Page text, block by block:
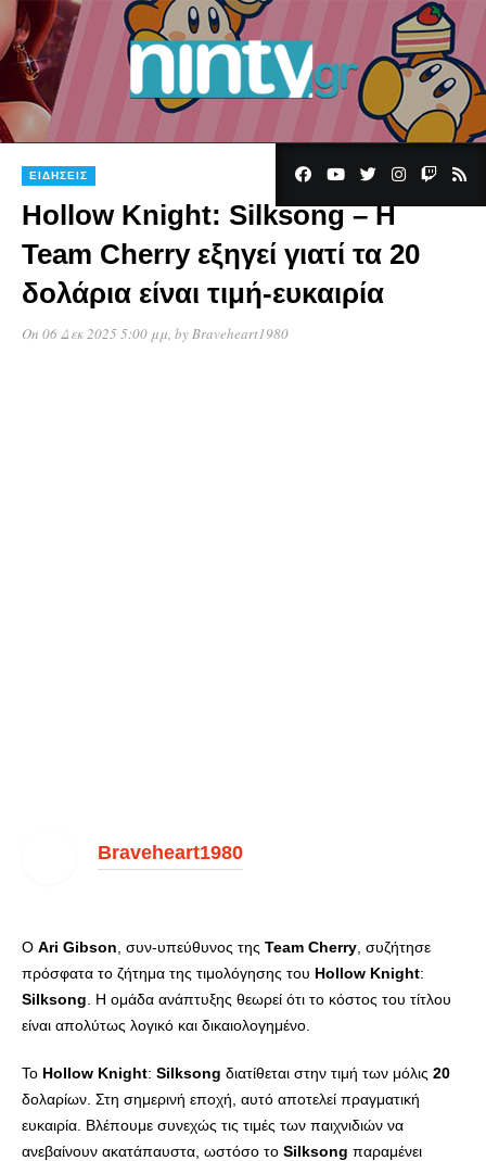
ΕΙΔΉΣΕΙΣ
Hollow Knight: Silksong – Η
Team Cherry εξηγεί γιατί τα 20
δολάρια είναι τιμή-ευκαιρία
On 06 Δεκ 2025 5:00 μμ, byBraveheart1980
Braveheart1980
Ο Ari Gibson , συν-υπεύθυνος της Team Cherry , συζήτησε
πρόσφατα το ζήτημα της τιμολόγησης του Hollow Knight:
Silksong . Η ομάδα ανάπτυξης θεωρεί ότι το κόστος του τίτλου
είναι απολύτως λογικό και δικαιολογημένο.
Το Hollow Knight: Silksong διατίθεται στην τιμή των μόλις 20
δολαρίων. Στη σημερινή εποχή, αυτό αποτελεί πραγματική
ευκαιρία. Βλέπουμε συνεχώς τις τιμές των παιχνιδιών να
ανεβαίνουν ακατάπαυστα, ωστόσο το Silksong παραμένει